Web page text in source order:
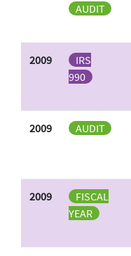
AUDIT
2009
IRS
990
2009 AUDIT
2009
FISCAL
YEAR